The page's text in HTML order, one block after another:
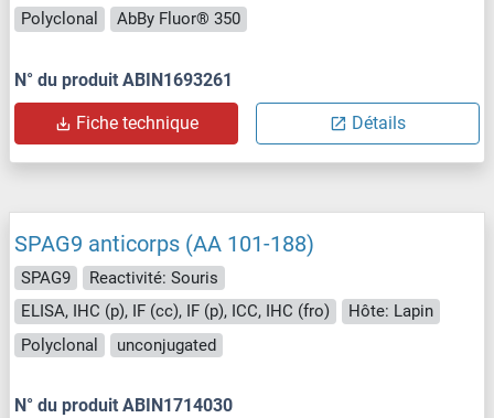
Polyclonal AbBy Fluor® 350
N° du produit ABIN1693261
Fiche technique Détails
SPAG9 anticorps (AA 101-188)
SPAG9
Reactivité: Souris
ELISA, IHC (p), IF (cc), IF (p), ICC, IHC (fro)
Hôte: Lapin
Polyclonal
unconjugated
N° du produit ABIN1714030